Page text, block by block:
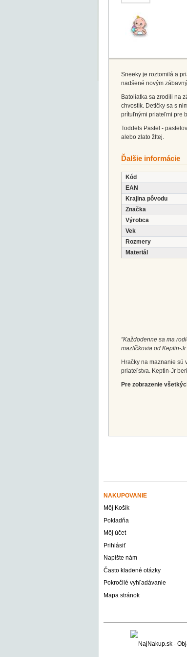
Sneeky je roztomilá a
nadšené novým
Batoliatka sa zrodili na
chvostík. Detičky sa s
prítuľnými priateľmi pre
Toddels Pastel -
alebo zlato žltej.
Ďalšie informácie
Kód
EAN
Krajina pôvodu
Značka
Výrobca
Vek
Rozmery
Materiál
"Každodenne sa ma
mazlíčkovia od Keptin-
Hračky na maznanie
priateľstva. Keptin-Jr
Pre zobrazenie
NAKUPOVANIE
Môj Košík
Pokladňa
Môj účet
Prihlásiť
Napíšte nám
Často kladené otázky
Pokročilé vyhľadávanie
Mapa stránok